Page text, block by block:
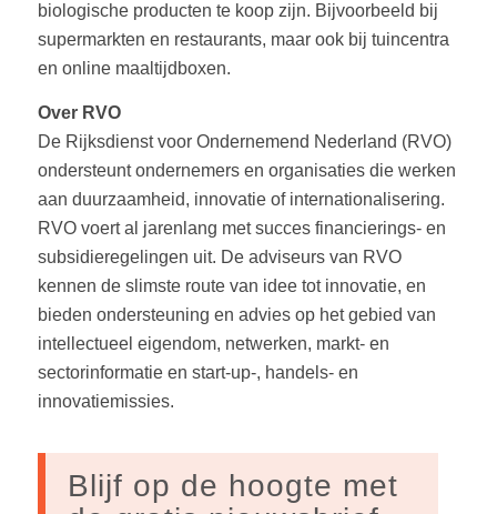
biologische producten te koop zijn. Bijvoorbeeld bij
supermarkten en restaurants, maar ook bij tuincentra
en online maaltijdboxen.
Over RVO
De Rijksdienst voor Ondernemend Nederland (RVO)
ondersteunt ondernemers en organisaties die werken
aan duurzaamheid, innovatie of internationalisering.
RVO voert al jarenlang met succes financierings- en
subsidieregelingen uit. De adviseurs van RVO
kennen de slimste route van idee tot innovatie, en
bieden ondersteuning en advies op het gebied van
intellectueel eigendom, netwerken, markt- en
sectorinformatie en start-up-, handels- en
innovatiemissies.
Blijf op de hoogte met